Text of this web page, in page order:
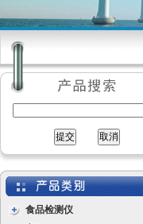
食品检测仪